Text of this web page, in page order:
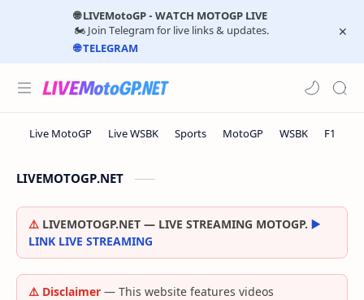
🌐 LIVEMotoGP - WATCH MOTOGP LIVE
🏍️ Join Telegram for live links & updates.
🌐 TELEGRAM
LIVEMOTOGP.NET
⚠️ LIVEMOTOGP.NET — LIVE STREAMING MOTOGP. ▶️
LINK LIVE STREAMING
⚠️ Disclaimer — This website features videos